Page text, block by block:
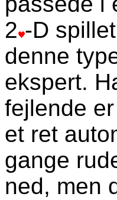
2 -D
denne
ekspert.
fejlende
et ret
gange
ned, men